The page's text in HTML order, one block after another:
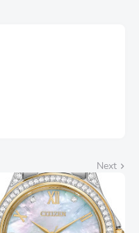
Next